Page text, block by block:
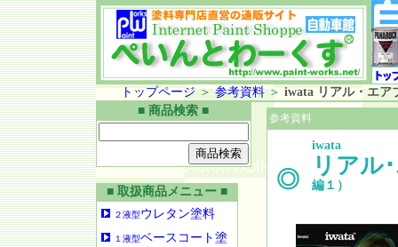
トップページ ＞ 参考資料＞ iwata リアル・エア
■ 商品検索 ■
■ 取扱商品メニュー ■
２液型ウレタン塗料
１液型ベースコート塗
参考資料
◎
iwata
リアル
編１）